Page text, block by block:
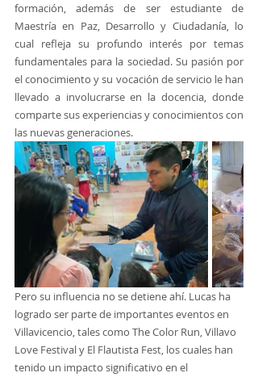
formación, además de ser estudiante de
Maestría en Paz, Desarrollo y Ciudadanía, lo
cual refleja su profundo interés por temas
fundamentales para la sociedad. Su pasión por
el conocimiento y su vocación de servicio le han
llevado a involucrarse en la docencia, donde
comparte sus experiencias y conocimientos con
las nuevas generaciones.
Pero su influencia no se detiene ahí. Lucas ha
logrado ser parte de importantes eventos en
Villavicencio, tales como The Color Run, Villavo
Love Festival y El Flautista Fest, los cuales han
tenido un impacto significativo en el